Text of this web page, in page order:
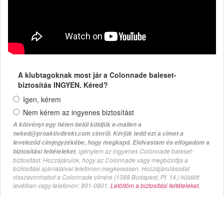
A klubtagoknak most jár a Colonnade baleset-
biztosítás INGYEN. Kéred?
Igen, kérem
Nem kérem az ingyenes biztosítást
A kötvényt egy héten belül küldjük e-mailen a
neked@proaktivdirekt.com címről. Kérjük tedd ezt a címet a
leveleződ címjegyzékébe, hogy megkapd. Elolvastam és elfogadom a
biztosítási feltételeket, igénylem az ingyenes Colonnade baleset-
biztosítást. Hozzájárulok, hogy az Colonnade vagy megbízottja a
biztosítási ajánlataival telefonon megkeressen. Hozzájárulásodat
visszavonhatod a Colonnade címére (1388 Budapest, Pf. 14.) küldött
levélben vagy telefonon: 801-0801. Letöltöm a biztosítási feltételeket.